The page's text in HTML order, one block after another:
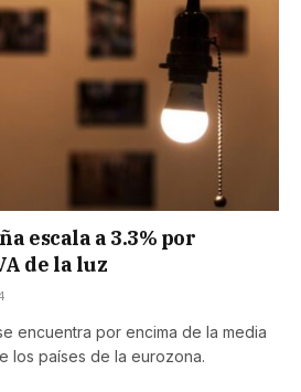
escala a 3.3% por
de la luz
encuentra por encima de la media
los países de la eurozona.